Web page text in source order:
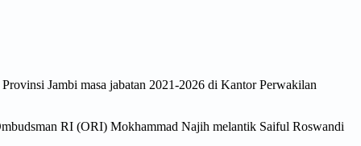
Jambi masa jabatan 2021-2026 di Kantor Perwakilan
RI (ORI) Mokhammad Najih melantik Saiful Roswandi